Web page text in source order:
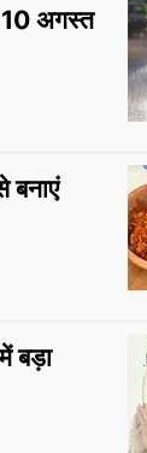
10 अगस्त
बनाएं
बड़ा